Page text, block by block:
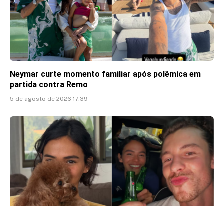
Neymar curte momento familiar após polêmica em
partida contra Remo
5 de agosto de 2026 17:39